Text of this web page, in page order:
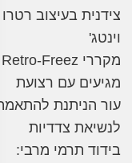
בעיצוב רטרו
מקררי Retro-Freez
עם רצועת
להתאמה
צדדיות
תרמי מרבי: